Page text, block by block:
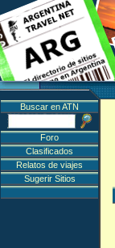
Buscar en ATN
Foro
Clasificados
Relatos de viajes
Sugerir Sitios